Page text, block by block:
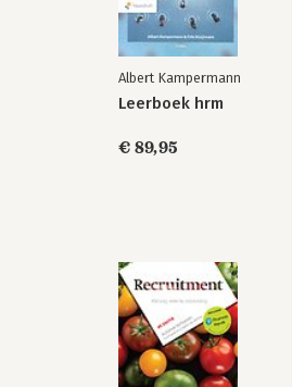
Albert Kampermann
Leerboek hrm
€ 89,95